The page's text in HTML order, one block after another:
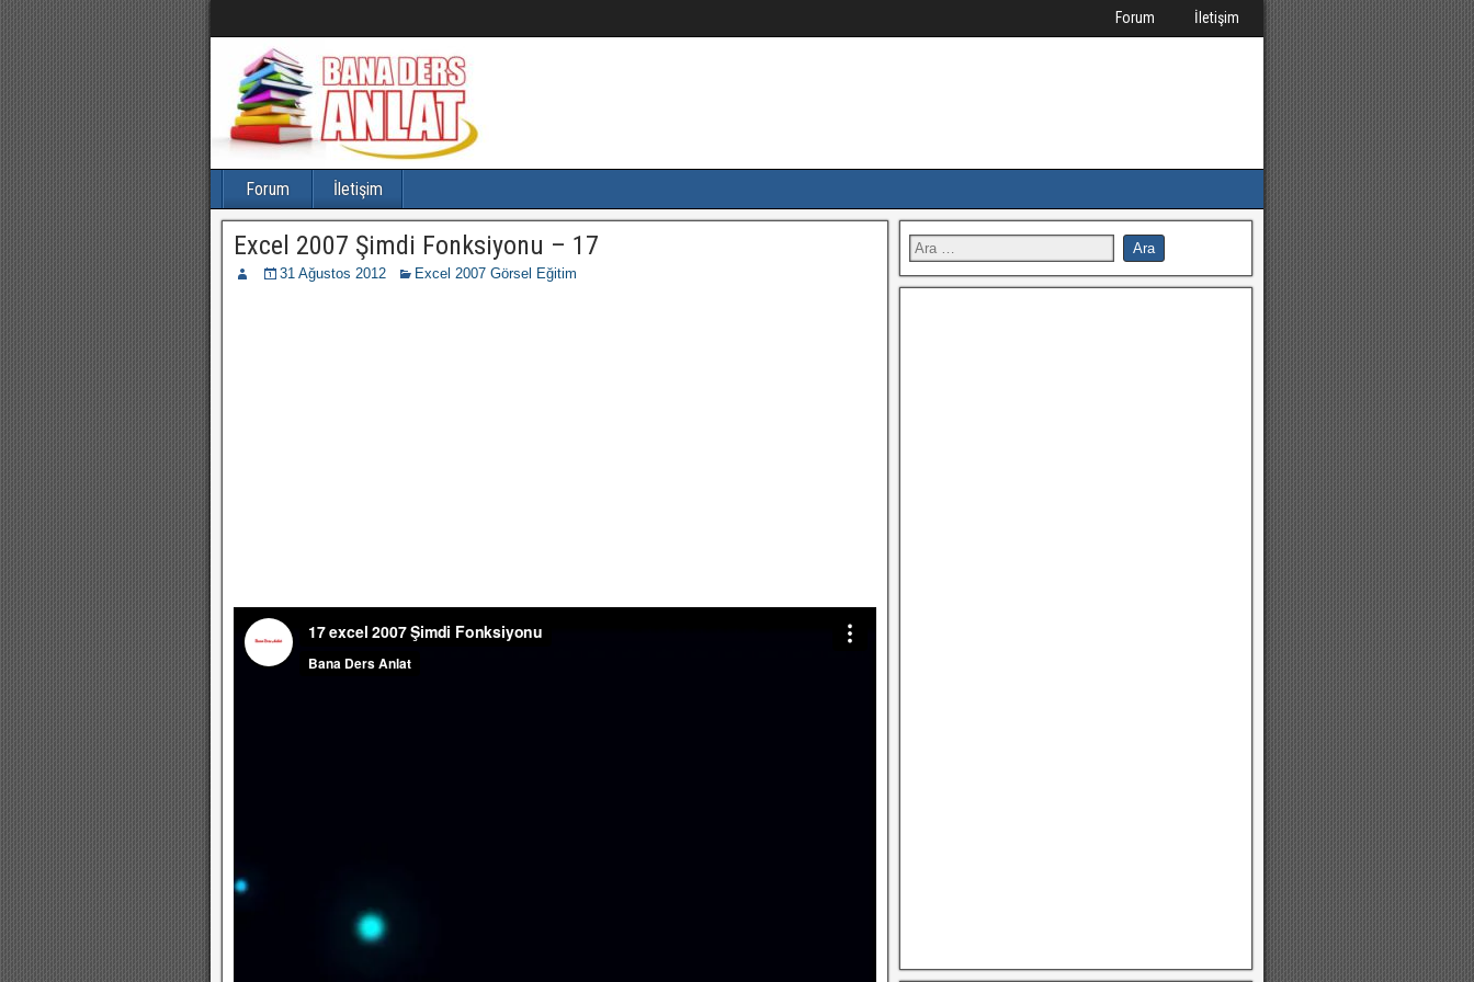
Forum İletişim
Forum İletişim
Excel 2007 Şimdi Fonksiyonu – 17
31 Ağustos 2012 Excel 2007 Görsel Eğitim